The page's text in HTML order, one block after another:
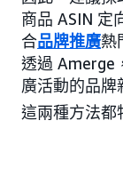
商品 ASIN 定
合品牌推廣熱
透過 Amerge
廣活動的品
這兩種方法都